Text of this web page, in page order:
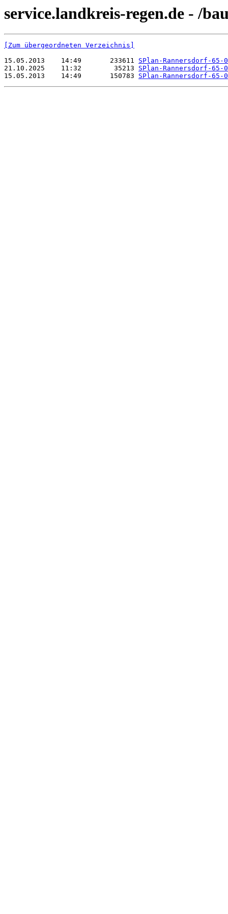
service.landkreis-regen.de - /
[Zum übergeordneten Verzeichnis]
15.05.2013    14:49       233611 SPlan-Rannersdorf-65-
21.10.2025    11:32        35213 SPlan-Rannersdorf-65-
15.05.2013    14:49       150783 SPlan-Rannersdorf-65-